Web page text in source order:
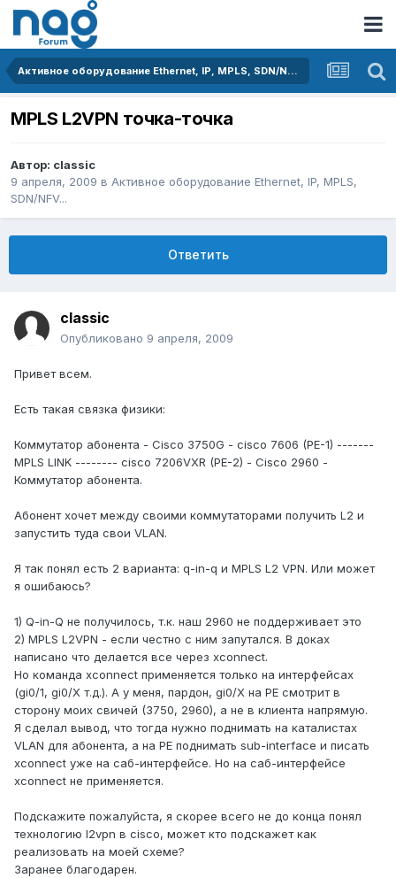
Активное оборудование Ethernet, IP, MPLS, SDN/NFV...
MPLS L2VPN точка-точка
Автор: classic
9 апреля, 2009 в Активное оборудование Ethernet, IP, MPLS,
SDN/NFV...
Ответить
classic
Опубликовано 9 апреля, 2009
Привет всем.
Есть такая связка физики:
Коммутатор абонента - Cisco 3750G - cisco 7606 (PE-1) -------
MPLS LINK -------- cisco 7206VXR (PE-2) - Cisco 2960 -
Коммутатор абонента.
Абонент хочет между своими коммутаторами получить L2 и
запустить туда свои VLAN.
Я так понял есть 2 варианта: q-in-q и MPLS L2 VPN. Или может
я ошибаюсь?
1) Q-in-Q не получилось, т.к. наш 2960 не поддерживает это
2) MPLS L2VPN - если честно с ним запутался. В доках
написано что делается все через xconnect.
Но команда xconnect применяется только на интерфейсах
(gi0/1, gi0/X т.д.). А у меня, пардон, gi0/X на PE смотрит в
сторону моих свичей (3750, 2960), а не в клиента напрямую.
Я сделал вывод, что тогда нужно поднимать на каталистах
VLAN для абонента, а на PE поднимать sub-interface и писать
xconnect уже на саб-интерфейсе. Но на саб-интерфейсе
xconnect не применяется.
Подскажите пожалуйста, я скорее всего не до конца понял
технологию l2vpn в cisco, может кто подскажет как
реализовать на моей схеме?
Заранее благодарен.